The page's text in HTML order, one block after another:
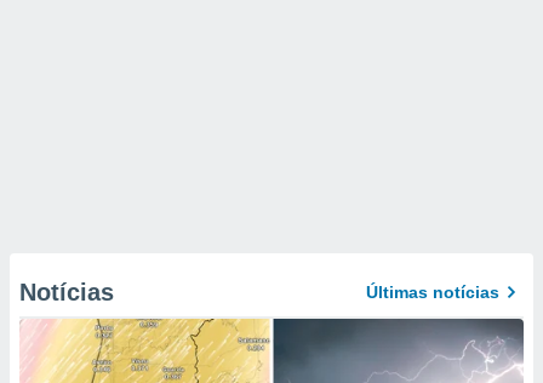
Notícias Últimas notícias